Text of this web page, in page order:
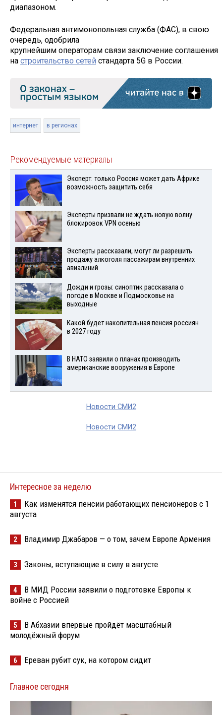
диапазоном.
Федеральная антимонопольная служба (ФАС), в свою
очередь, одобрила
крупнейшим операторам связи заключение соглашения
на строительство сетей стандарта 5G в России.
интернет в регионах
Рекомендуемые материалы
Эксперт: только Россия может дать Африке
возможность защитить себя
Эксперты призвали не ждать новую волну
блокировок VPN осенью
Эксперты рассказали, могут ли разрешить
продажу алкоголя пассажирам внутренних
авиалиний
Дожди и грозы: синоптик рассказала о
погоде в Москве и Подмосковье на
выходные
Какой будет накопительная пенсия россиян
в 2027 году
В НАТО заявили о планах производить
американские вооружения в Европе
Новости СМИ2
Новости СМИ2
Интересное за неделю
1
Как изменятся пенсии работающих пенсионеров с 1
августа
2 Владимир Джабаров — о том, зачем Европе Армения
3 Законы, вступающие в силу в августе
4
В МИД России заявили о подготовке Европы к
войне с Россией
5
В Абхазии впервые пройдёт масштабный
молодёжный форум
6 Ереван рубит сук, на котором сидит
Главное сегодня